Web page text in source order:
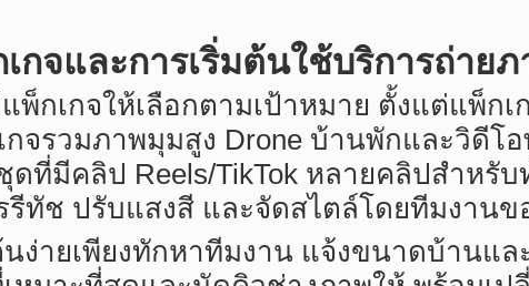
กจและการเริ่มต้นใช้บริการถ่าย
แพ็กเกจให้เลือกตามเป้าหมาย ตั้งแต่แพ็ก
กจรวมภาพมุมสูง Drone บ้านพักและวิดีโ
ดที่มีคลิป Reels/TikTok หลายคลิปสำหรั
รีทัช ปรับแสงสี และจัดสไตล์โดยทีมงานข
นง่ายเพียงทักหาทีมงาน แจ้งขนาดบ้านแล